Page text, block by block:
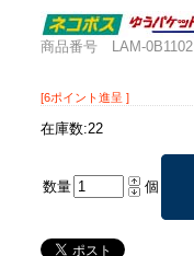
商品番号 LAM-0B1102
[6ポイント進呈 ]
在庫数:22
数量 個